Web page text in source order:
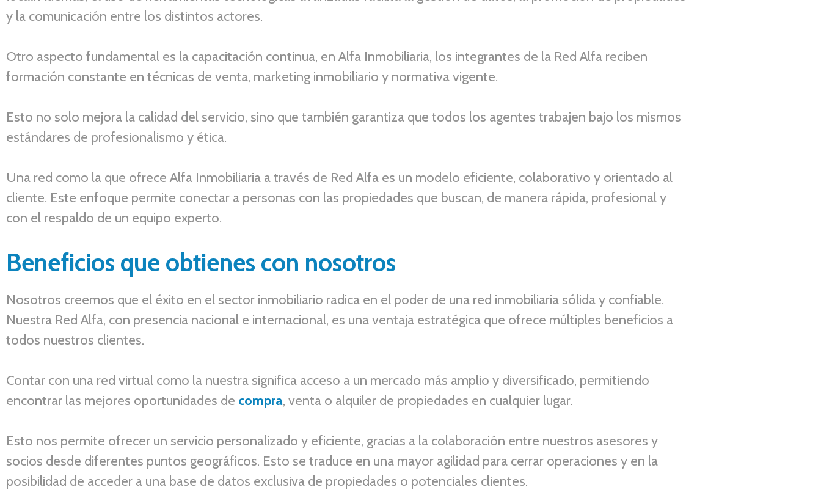
y la comunicación entre los distintos actores.
Otro aspecto fundamental es la capacitación continua, en Alfa Inmobiliaria, los integrantes de la Red Alfa reciben
formación constante en técnicas de venta, marketing inmobiliario y normativa vigente.
Esto no solo mejora la calidad del servicio, sino que también garantiza que todos los agentes trabajen bajo los mismos
estándares de profesionalismo y ética.
Una red como la que ofrece Alfa Inmobiliaria a través de Red Alfa es un modelo eficiente, colaborativo y orientado al
cliente. Este enfoque permite conectar a personas con las propiedades que buscan, de manera rápida, profesional y
con el respaldo de un equipo experto.
Beneficios que obtienes con nosotros
Nosotros creemos que el éxito en el sector inmobiliario radica en el poder de una red inmobiliaria sólida y confiable.
Nuestra Red Alfa, con presencia nacional e internacional, es una ventaja estratégica que ofrece múltiples beneficios a
todos nuestros clientes.
Contar con una red virtual como la nuestra significa acceso a un mercado más amplio y diversificado, permitiendo
encontrar las mejores oportunidades de compra, venta o alquiler de propiedades en cualquier lugar.
Esto nos permite ofrecer un servicio personalizado y eficiente, gracias a la colaboración entre nuestros asesores y
socios desde diferentes puntos geográficos. Esto se traduce en una mayor agilidad para cerrar operaciones y en la
posibilidad de acceder a una base de datos exclusiva de propiedades o potenciales clientes.